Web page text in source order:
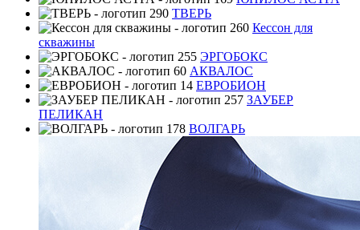
ТВЕРЬ
Кессон для
скважины
ЭРГОБОКС
АКВАЛОС
ЕВРОБИОН
ЗАУБЕР
ПЕЛИКАН
ВОЛГАРЬ